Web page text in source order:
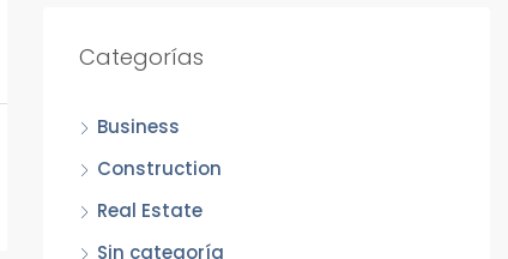
Categorías
Business
Construction
Real Estate
Sin categoría